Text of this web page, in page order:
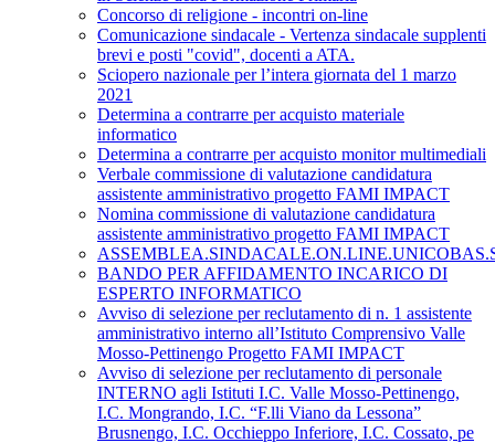
Concorso di religione - incontri on-line
Comunicazione sindacale - Vertenza sindacale supplenti
brevi e posti "covid", docenti a ATA.
Sciopero nazionale per l’intera giornata del 1 marzo
2021
Determina a contrarre per acquisto materiale
informatico
Determina a contrarre per acquisto monitor multimediali
Verbale commissione di valutazione candidatura
assistente amministrativo progetto FAMI IMPACT
Nomina commissione di valutazione candidatura
assistente amministrativo progetto FAMI IMPACT
BANDO PER AFFIDAMENTO INCARICO DI
ESPERTO INFORMATICO
Avviso di selezione per reclutamento di n. 1 assistente
amministrativo interno all’Istituto Comprensivo Valle
Mosso-Pettinengo Progetto FAMI IMPACT
Avviso di selezione per reclutamento di personale
INTERNO agli Istituti I.C. Valle Mosso-Pettinengo,
I.C. Mongrando, I.C. “F.lli Viano da Lessona”
Brusnengo, I.C. Occhieppo Inferiore, I.C. Cossato, pe